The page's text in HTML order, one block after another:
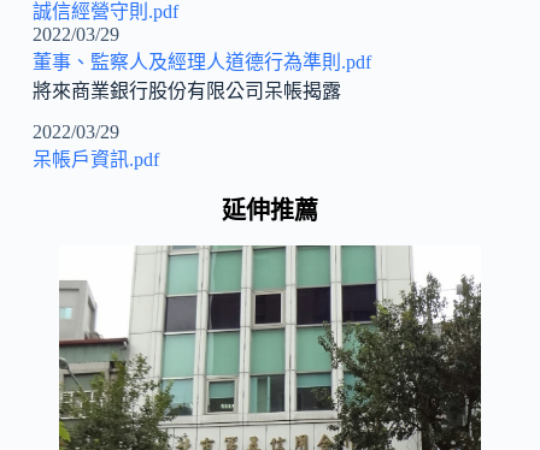
誠信經營守則.pdf
2022/03/29
董事、監察人及經理人道德行為準則.pdf
將來商業銀行股份有限公司呆帳揭露
2022/03/29
呆帳戶資訊.pdf
延伸推薦